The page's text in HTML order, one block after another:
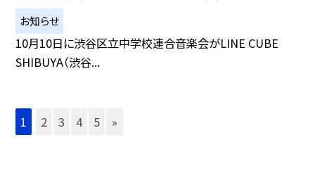
お知らせ
10月10日に渋谷区立中学校連合音楽会がLINE CUBE
SHIBUYA（渋谷...
1 2 3 4 5 »